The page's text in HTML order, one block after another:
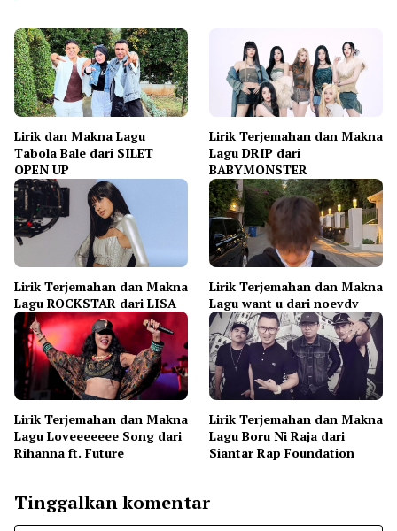
Lirik dan Makna Lagu
Tabola Bale dari SILET
OPEN UP
Lirik Terjemahan dan Makna
Lagu DRIP dari
BABYMONSTER
Lirik Terjemahan dan Makna
Lagu ROCKSTAR dari LISA
Lirik Terjemahan dan Makna
Lagu want u dari noevdv
Lirik Terjemahan dan Makna
Lagu Loveeeeeee Song dari
Rihanna ft. Future
Lirik Terjemahan dan Makna
Lagu Boru Ni Raja dari
Siantar Rap Foundation
Tinggalkan komentar